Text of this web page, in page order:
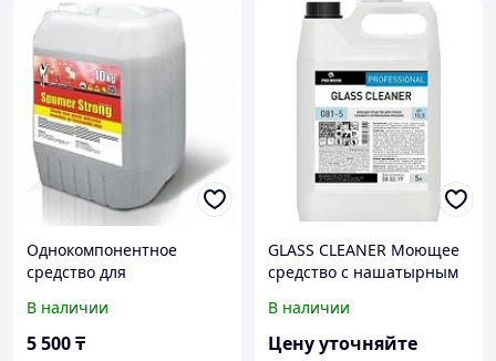
Однокомпонентное
средство для
Spumer Strong 10 кг
В наличии
5 500₸
GLASS CLEANER Моющее
средство с нашатырным
зеркал
В наличии
Цену уточняйте